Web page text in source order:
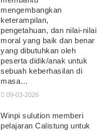
mengembangkan
keterampilan,
pengetahuan, dan nilai-nilai
moral yang baik dan benar
yang dibutuhkan oleh
peserta didik/anak untuk
sebuah keberhasilan di
masa…
09-03-2026
Winpi sulution memberi
pelajaran Calistung untuk